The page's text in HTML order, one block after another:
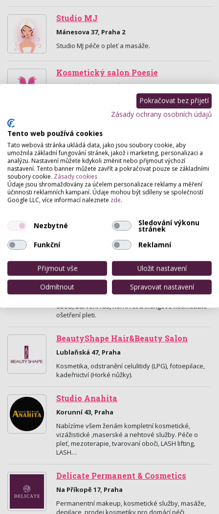
Studio MJ
Mánesova 37, Praha 2
Studio MJ péče o pleť a masáže.
Kosmetický salon Poesie
Jugoslávská 10, Praha
Kosmetický salon Poesie byl založen v roce 1990 a v
Praze se na své současné adrese vyskytuje od
roku 1998. Jsme rodinná firma, která je vedena…
BluRelax, Salón Blanky Urmanové
Vinohradská 73, Praha
Kosmetika, masáže, ruční lymfodrenáž, epilace
cukrovou pastou. Termíny po předchozí domluvě.
Studio''Kosmetika&Masáže''
Studio ‘’Kosmetika&Masáže‘‘představuje spojení
magická atmosféra, klid, relaxace, čistota, krása a…
Prodlužování řas
Francouzská 70, Praha
Prodlužování řas, lash lifting, úprava a barvení
obočí, barvení řas, horní ret a liftingové kosmetické
ošetření pleti.
BeautyShape Hair&Beauty Salon
Lublaňská 47, Praha
Kosmetika, odstranění celulitidy (LPG), fotoepilace,
kadeřnictví (Horké nůžky).
Studio Anahita
Korunní 43, Praha
Nabízíme všem ženám kompletní kosmetické,
vizážistické ,maserské a nehtové služby. Péče o
pleť, mezoterapie, tvarovaní oboči, LASH lifting,
LASH…
Delicate Permanent & Cosmetics
Na Příkopě 17, Praha
Permanentní makeup, kosmetické služby, masáže,
depilace, prodej kosmetiky pro domácí péči.
Pokračovat bez přijetí
Zásady ochrany osobních údajů
Tento web používá cookies
Tato webová stránka ukládá data, jako jsou soubory cookie, aby
umožnila základní fungování stránek, jakož i marketing, personalizaci a
analýzu. Nastavení můžete kdykoli změnit nebo přijmout výchozí
nastavení. Tento banner můžete zavřít a pokračovat pouze se základními
soubory cookie. Zásady cookies
Údaje jsou shromažďovány za účelem personalizace reklamy a měření
účinnosti reklamních kampaní. Údaje mohou být sdíleny se společností
Google LLC, více informací naleznete zde.
Nezbytné Sledování výkonu
stránek
Funkční
Reklamní
Přijmout vše
Uložit nastavení
Odmítnout
Spravovat nastavení